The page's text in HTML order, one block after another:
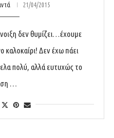
21/04/2015
δεν θυμίζει…έχουμε
καλοκαίρι! Δεν έχω πάει
πολύ, αλλά ευτυχώς το
…